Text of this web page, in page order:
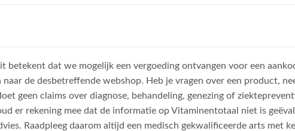
dat we mogelijk een vergoeding ontvangen voor een
de desbetreffende webshop. Heb je vragen over een product,
geen claims over diagnose, behandeling, genezing of
er rekening mee dat de informatie op Vitaminentotaal niet is
Raadpleeg daarom altijd een medisch gekwalificeerde arts met